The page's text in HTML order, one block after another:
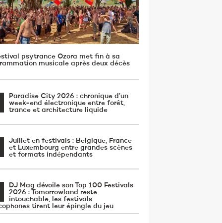
psytrance Ozora met fin à sa
musicale après deux décès
Paradise City 2026 : chronique d’un
week-end électronique entre forêt,
trance et architecture liquide
Juillet en festivals : Belgique, France
et Luxembourg entre grandes scènes
et formats indépendants
DJ Mag dévoile son Top 100 Festivals
2026 : Tomorrowland reste
intouchable, les festivals
tirent leur épingle du jeu